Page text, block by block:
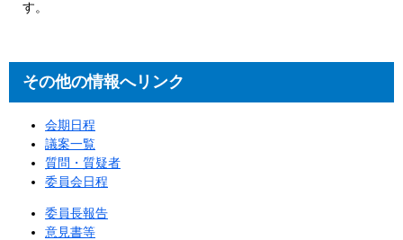
す。
その他の情報へリンク
会期日程
議案一覧
質問・質疑者
委員会日程
委員長報告
意見書等